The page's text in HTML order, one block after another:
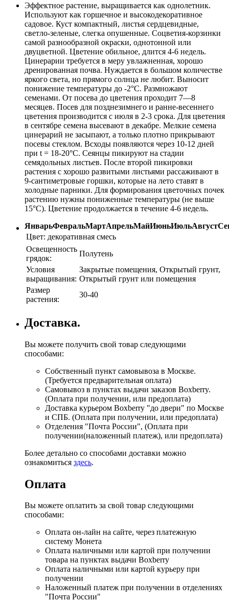
Эффектное растение, выращивается как однолетник.
Используют как горшечное и высокодекоративное
садовое. Куст компактный, листья сердцевидные,
светло-зеленые, слегка опушенные. Соцветия-корзинки
самой разнообразной окраски, однотонной или
двуцветной. Цветение обильное, длится 4-6 недель.
Цинерарии требуется в меру увлажненная, хорошо
дренированная почва. Нуждается в большом количестве
яркого света, но прямого солнца не любит. Выносит
понижение температуры до -2°C. Размножают
семенами. От посева до цветения проходит 7—8
месяцев. Посев для позднезимнего и ранне-весеннего
цветения производится с июля в 2-3 срока. Для цветения
в сентябре семена высевают в декабре. Мелкие семена
цинерарий не засыпают, а только плотно прикрывают
посевы стеклом. Всходы появляются через 10-12 дней
при t = 18-20°C. Сеянцы пикируют на стадии
семядольных листьев. После второй пикировки
растения с хорошо развитыми листьями рассаживают в
9-сантиметровые горшки, которые на лето ставят в
холодные парники. Для формирования цветочных почек
растению нужны пониженные температуры (не выше
15°C). Цветение продолжается в течение 4-6 недель.
ЯнварьФевральМартАпрельМайИюньИюльАвгуст
Цвет: декоративная смесь
Освещенность
грядок:
Полутень
Условия
выращивания:
Закрытые помещения, Открытый грунт,
Открытый грунт или помещения
Размер
растения:
30-40
Доставка.
Вы можете получить свой товар следующими
способами:
Собственный пункт самовывоза в Москве.
(Требуется предварительная оплата)
Самовывоз в пунктах выдачи заказов Boxberry.
(Оплата при получении, или предоплата)
Доставка курьером Boxberry "до двери" по Москве
и СПБ. (Оплата при получении, или предоплата)
Отделения "Почта России", (Оплата при
получении(наложенный платеж), или предоплата)
Более детально со способами доставки можно
ознакомиться здесь.
Оплата
Вы можете оплатить за свой товар следующими
способами:
Оплата он-лайн на сайте, через платежную
систему Монета
Оплата наличными или картой при получении
товара на пунктах выдачи Boxberry
Оплата наличными или картой курьеру при
получении
Наложенный платеж при получении в отделениях
"Почта России"